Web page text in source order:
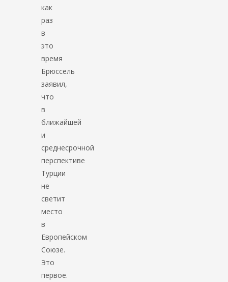
как
раз
в
это
время
Брюссель
заявил,
что
в
ближайшей
и
среднесрочной
перспективе
Турции
не
светит
место
в
Европейском
Союзе.
Это
первое.